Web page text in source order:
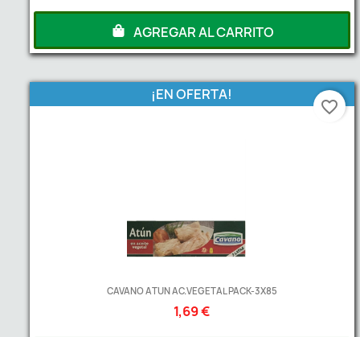
AGREGAR AL CARRITO
CAVANO ATUN AC.VEGETAL PACK-3X85
1,69 €
¡EN OFERTA!
favorite_border